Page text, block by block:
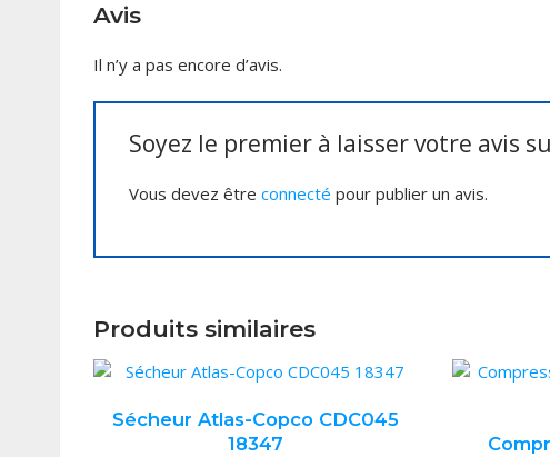
Avis
Il n’y a pas encore d’avis.
Soyez le premier à laisser votre avis
Vous devez être connecté pour publier un avis.
Produits similaires
Sécheur Atlas-Copco CDC045
18347